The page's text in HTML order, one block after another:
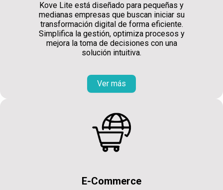
Kove Lite está diseñado para pequeñas y
medianas empresas que buscan iniciar su
transformación digital de forma eficiente.
Simplifica la gestión, optimiza procesos y
mejora la toma de decisiones con una
solución intuitiva.
Ver más
E-Commerce